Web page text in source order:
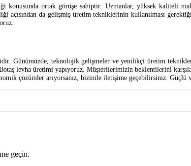
konusunda ortak görüşe sahiptir. Uzmanlar, yüksek kaliteli
açısından da gelişmiş üretim tekniklerinin kullanılması
Günümüzde, teknolojik gelişmeler ve yenilikçi üretim
levha üretimi yapıyoruz. Müşterilerimizin beklentilerini
çözümler arıyorsanız, bizimle iletişime geçebilirsiniz. Güçlü
geçin.